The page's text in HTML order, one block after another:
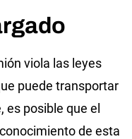
viola las leyes
puede transportar
posible que el
de esta